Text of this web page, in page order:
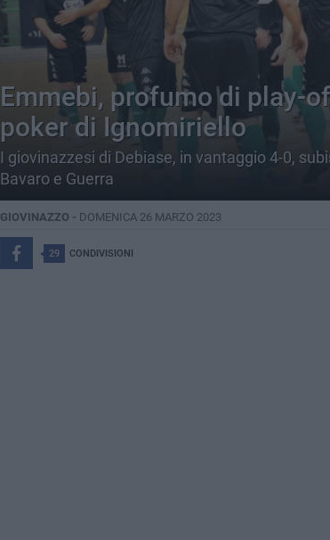
Emmebi, profumo di play-
poker di Ignomiriello
I giovinazzesi di Debiase, in vantaggio 4-0,
Bavaro e Guerra
GIOVINAZZO - DOMENICA 26 MARZO 2023
29 CONDIVISIONI